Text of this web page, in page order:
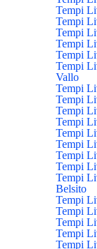
Tempi
Tempi
Tempi
Tempi
Tempi
Tempi
Vallo
Tempi
Tempi
Tempi
Tempi
Tempi
Tempi
Tempi
Tempi
Tempi
Belsito
Tempi
Tempi
Tempi
Tempi
Tempi